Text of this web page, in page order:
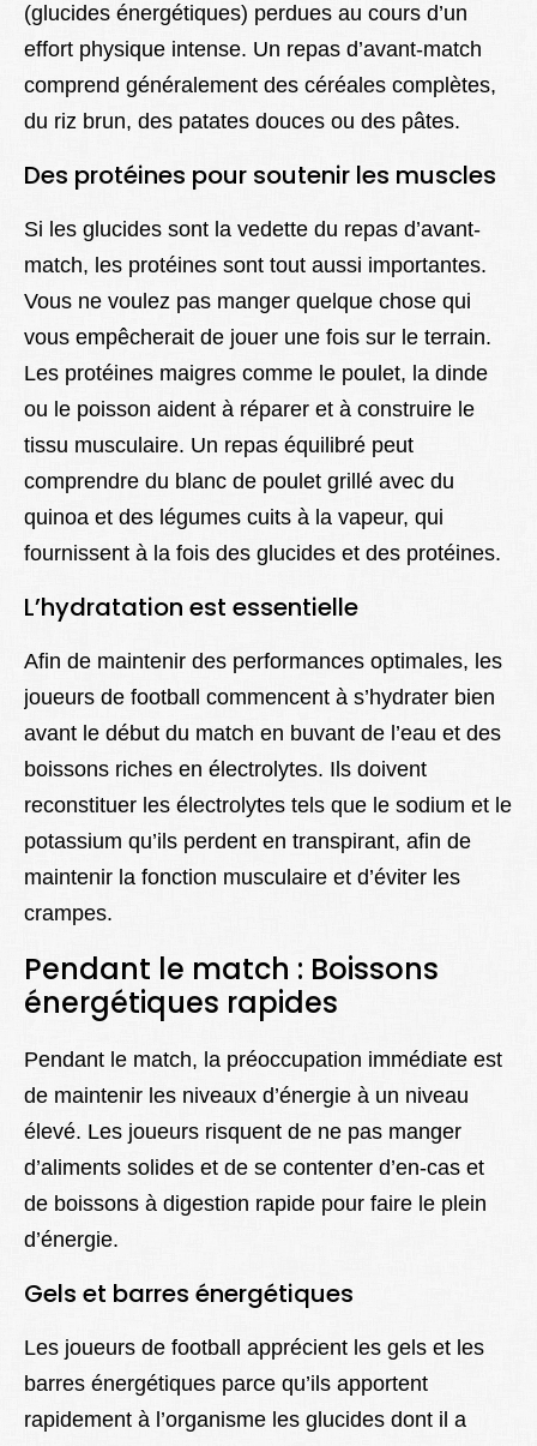
(glucides énergétiques) perdues au cours d’un
effort physique intense. Un repas d’avant-match
comprend généralement des céréales complètes,
du riz brun, des patates douces ou des pâtes.
Des protéines pour soutenir les muscles
Si les glucides sont la vedette du repas d’avant-
match, les protéines sont tout aussi importantes.
Vous ne voulez pas manger quelque chose qui
vous empêcherait de jouer une fois sur le terrain.
Les protéines maigres comme le poulet, la dinde
ou le poisson aident à réparer et à construire le
tissu musculaire. Un repas équilibré peut
comprendre du blanc de poulet grillé avec du
quinoa et des légumes cuits à la vapeur, qui
fournissent à la fois des glucides et des protéines.
L’hydratation est essentielle
Afin de maintenir des performances optimales, les
joueurs de football commencent à s’hydrater bien
avant le début du match en buvant de l’eau et des
boissons riches en électrolytes. Ils doivent
reconstituer les électrolytes tels que le sodium et le
potassium qu’ils perdent en transpirant, afin de
maintenir la fonction musculaire et d’éviter les
crampes.
Pendant le match : Boissons
énergétiques rapides
Pendant le match, la préoccupation immédiate est
de maintenir les niveaux d’énergie à un niveau
élevé. Les joueurs risquent de ne pas manger
d’aliments solides et de se contenter d’en-cas et
de boissons à digestion rapide pour faire le plein
d’énergie.
Gels et barres énergétiques
Les joueurs de football apprécient les gels et les
barres énergétiques parce qu’ils apportent
rapidement à l’organisme les glucides dont il a